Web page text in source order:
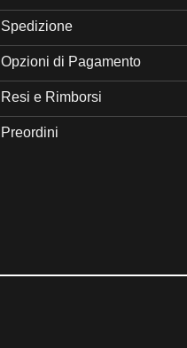
Spedizione
Opzioni di Pagamento
Resi e Rimborsi
Preordini